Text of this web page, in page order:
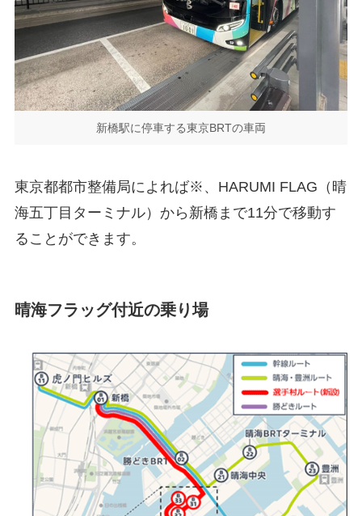
新橋駅に停車する東京BRTの車両
東京都都市整備局によれば※、HARUMI FLAG（晴
海五丁目ターミナル）から新橋まで11分で移動す
ることができます。
晴海フラッグ付近の乗り場